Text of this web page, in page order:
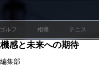
ゴルフ 相撲 テニス
感と未来への期待
集部